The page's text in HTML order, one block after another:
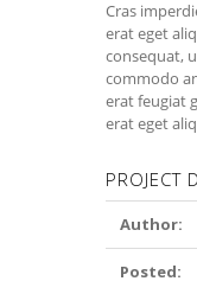
Cras
erat eget
consequat,
commodo
erat feugiat
erat eget
PROJECT
Author:
Posted: